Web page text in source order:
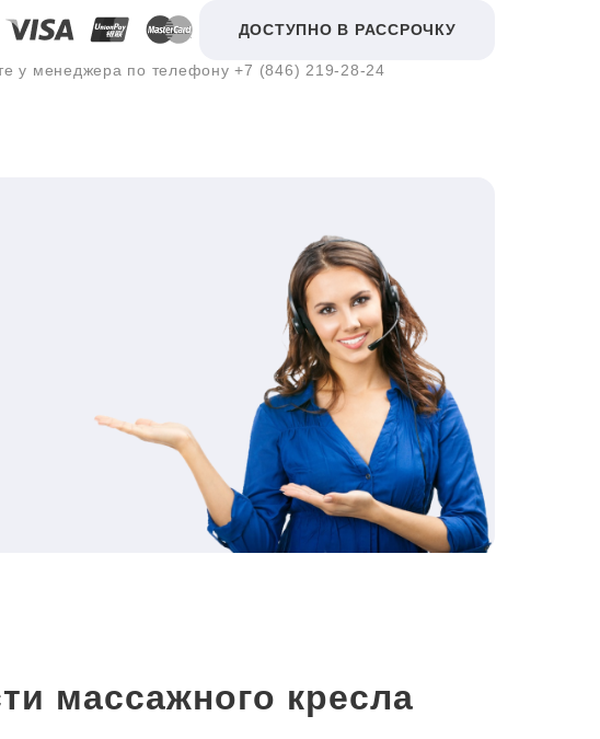
ДОСТУПНО В РАССРОЧКУ
у менеджера по телефону+7 (846) 219-28-24
массажного кресла